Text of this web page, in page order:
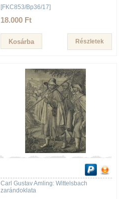
[FKC853/Bp36/17]
18.000 Ft
Részletek
Carl Gustav Amling: Wittelsbach
zarándoklata